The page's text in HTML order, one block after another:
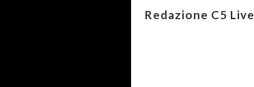
Redazione C5 Live